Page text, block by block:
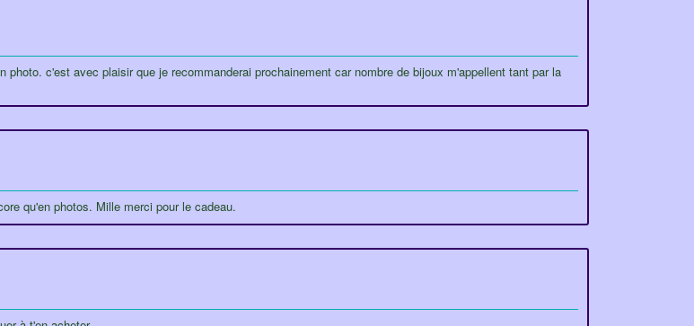
c'est avec plaisir que je recommanderai prochainement car nombre de bijoux m'appellent tant par la
qu'en photos. Mille merci pour le cadeau.